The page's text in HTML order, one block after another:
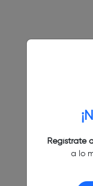
Regístrate
a lo